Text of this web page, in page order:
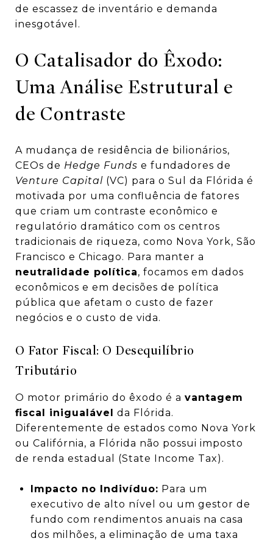
de escassez de inventário e demanda
inesgotável.
O Catalisador do Êxodo:
Uma Análise Estrutural e
de Contraste
A mudança de residência de bilionários,
CEOs de Hedge Funds e fundadores de
Venture Capital (VC) para o Sul da Flórida é
motivada por uma confluência de fatores
que criam um contraste econômico e
regulatório dramático com os centros
tradicionais de riqueza, como Nova York, São
Francisco e Chicago. Para manter a
neutralidade política, focamos em dados
econômicos e em decisões de política
pública que afetam o custo de fazer
negócios e o custo de vida.
O Fator Fiscal: O Desequilíbrio
Tributário
O motor primário do êxodo é a vantagem
fiscal inigualável da Flórida.
Diferentemente de estados como Nova York
ou Califórnia, a Flórida não possui imposto
de renda estadual (State Income Tax).
Impacto no Indivíduo: Para um
executivo de alto nível ou um gestor de
fundo com rendimentos anuais na casa
dos milhões, a eliminação de uma taxa